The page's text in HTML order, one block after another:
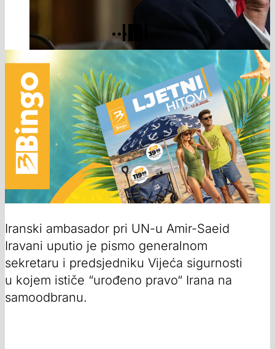
Iranski ambasador pri UN-u Amir-Saeid
Iravani uputio je pismo generalnom
sekretaru i predsjedniku Vijeća sigurnosti
u kojem ističe “urođeno pravo“ Irana na
samoodbranu.